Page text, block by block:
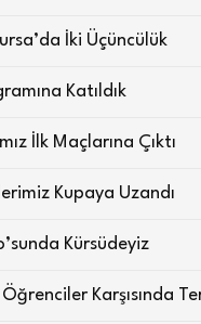
İki Üçüncülük
Katıldık
İlk Maçlarına Çıktı
Kupaya Uzandı
Kürsüdeyiz
Karşısında